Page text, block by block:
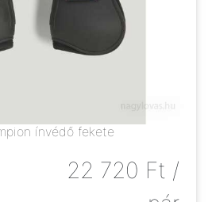
ínvédő fekete
22 720 Ft /